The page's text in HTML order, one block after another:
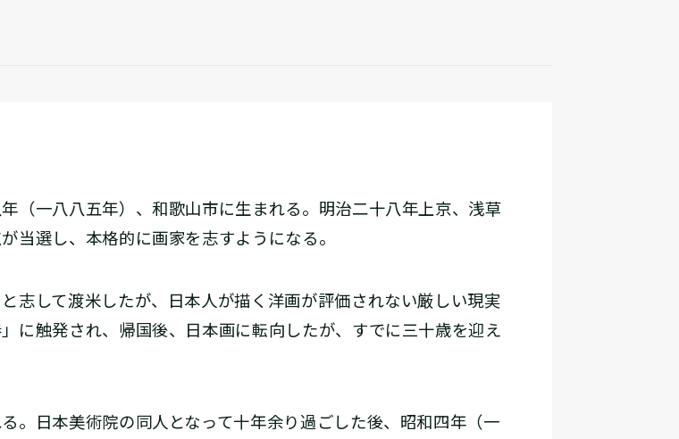
（一八八五年）、和歌山市に生まれる。明治二十八年上京、浅草
当選し、本格的に画家を志すようになる。
志して渡米したが、日本人が描く洋画が評価されない厳しい現実
に触発され、帰国後、日本画に転向したが、すでに三十歳を迎え
。日本美術院の同人となって十年余り過ごした後、昭和四年（一